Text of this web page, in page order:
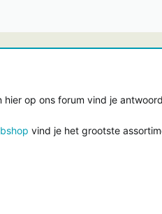
op ons forum vind je
vind je het grootste